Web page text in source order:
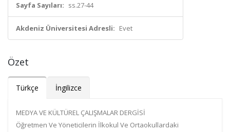
Sayfa Sayıları: ss.27-44
Akdeniz Üniversitesi Adresli: Evet
Özet
Türkçe İngilizce
MEDYA VE KÜLTÜREL ÇALIŞMALAR DERGİSİ
Öğretmen Ve Yöneticilerin İlkokul Ve Ortaokullardaki